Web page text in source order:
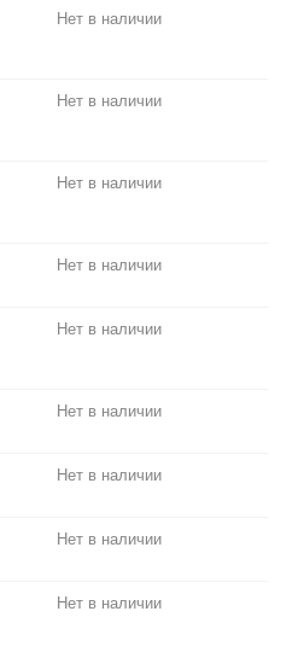
Нет в наличии
Нет в наличии
Нет в наличии
Нет в наличии
Нет в наличии
Нет в наличии
Нет в наличии
Нет в наличии
Нет в наличии